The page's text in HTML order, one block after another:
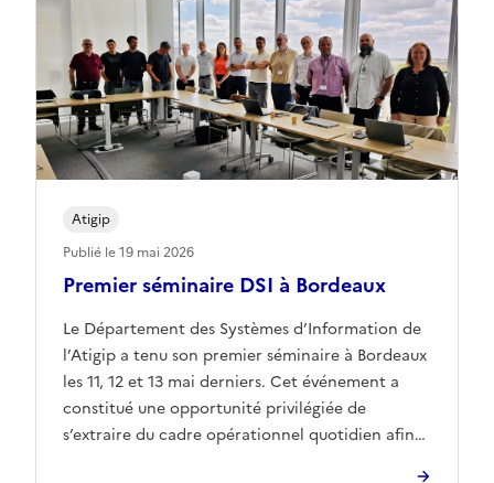
Premier séminaire DSI à Bordeaux
Le Département des Systèmes d’Information de
l’Atigip a tenu son premier séminaire à Bordeaux
les 11, 12 et 13 mai derniers. Cet événement a
constitué une opportunité privilégiée de
s’extraire du cadre opérationnel quotidien afin
Atigip
Publié le 19 mai 2026